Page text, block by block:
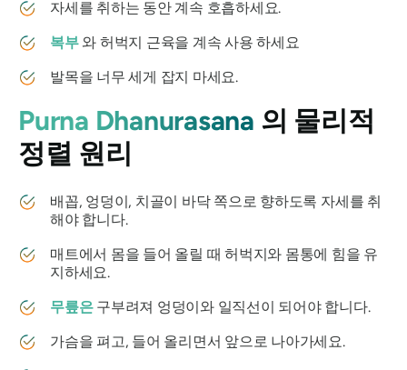
자세를 취하는 동안 계속 호흡하세요.
복부와 허벅지 근육을 계속 사용 하세요
발목을 너무 세게 잡지 마세요.
Purna Dhanurasana 의 물리적
정렬 원리
배꼽, 엉덩이, 치골이 바닥 쪽으로 향하도록 자세를 취
해야 합니다.
매트에서 몸을 들어 올릴 때 허벅지와 몸통에 힘을 유
지하세요.
무릎은구부려져 엉덩이와 일직선이 되어야 합니다.
가슴을 펴고, 들어 올리면서 앞으로 나아가세요.